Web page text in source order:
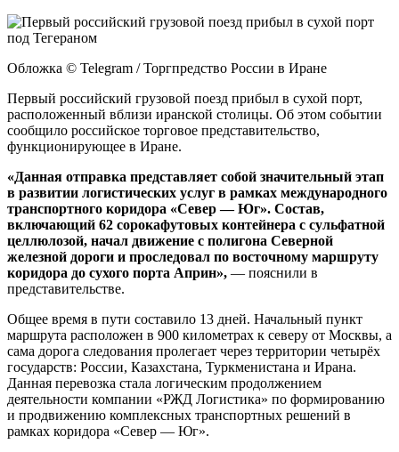
Обложка © Telegram / Торгпредство России в Иране
Первый российский грузовой поезд прибыл в сухой порт,
расположенный вблизи иранской столицы. Об этом событии
сообщило российское торговое представительство,
функционирующее в Иране.
«Данная отправка представляет собой значительный этап
в развитии логистических услуг в рамках международного
транспортного коридора «Север — Юг». Состав,
включающий 62 сорокафутовых контейнера с сульфатной
целлюлозой, начал движение с полигона Северной
железной дороги и проследовал по восточному маршруту
коридора до сухого порта Априн», — пояснили в
представительстве.
Общее время в пути составило 13 дней. Начальный пункт
маршрута расположен в 900 километрах к северу от Москвы, а
сама дорога следования пролегает через территории четырёх
государств: России, Казахстана, Туркменистана и Ирана.
Данная перевозка стала логическим продолжением
деятельности компании «РЖД Логистика» по формированию
и продвижению комплексных транспортных решений в
рамках коридора «Север — Юг».